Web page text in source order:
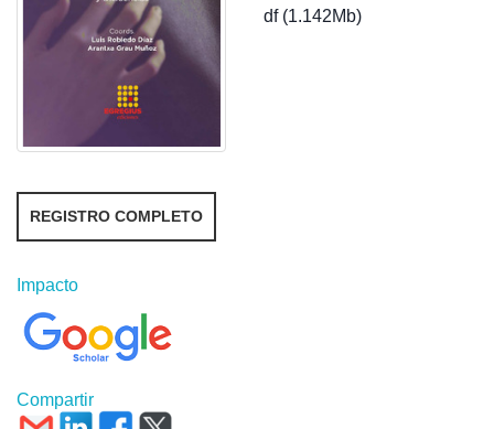
df (1.142Mb)
REGISTRO COMPLETO
Impacto
Compartir